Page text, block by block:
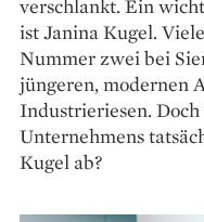
verschlankt. Ein
ist Janina Kugel.
Nummer zwei bei
jüngeren, modernen
Indus­trieriesen.
Unternehmens
Kugel ab?